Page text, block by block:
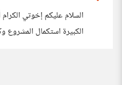
السلام عليكم إخوتي
الكبيرة استكمال